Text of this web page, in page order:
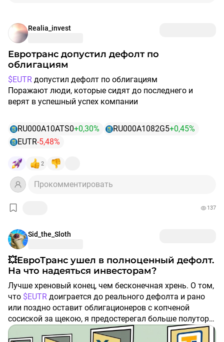
Realia_invest
Евротранс допустил дефолт по
облигациям
$EUTR допустил дефолт по облигациям
Поражают люди, которые сидят до последнего и
верят в успешный успех компании
Несколько облигаций компании
$RU000A1082G5
$RU000A10ATS0
Даже с моим небольшим опытом на бирже, я
почувствовала что-то неладное, дождалась
дивидендов и продала в феврале 26. За что говорю
х20, придет время будет х40, только в отрицательном
значении
Изучайте компании, диверсифицируйте капитал и не
верьте в быстрые деньги. Побеждают самые
терпеливые
Всем профита
Не иир
RU000A10ATS0+0,30% RU000A1082G5+0,45%
EUTR-5,48%
2
Прокомментировать
137
Sid_the_Sloth
💥ЕвроТранс ушел в полноценный дефолт.
На что надеяться инвесторам?
Лучше хреновый конец, чем бесконечная хрень. О том,
что $EUTR доиграется до реального дефолта и рано
или поздно оставит облигационеров с копченой
сосиской за щекою, я предостерегал больше полутора
лет.